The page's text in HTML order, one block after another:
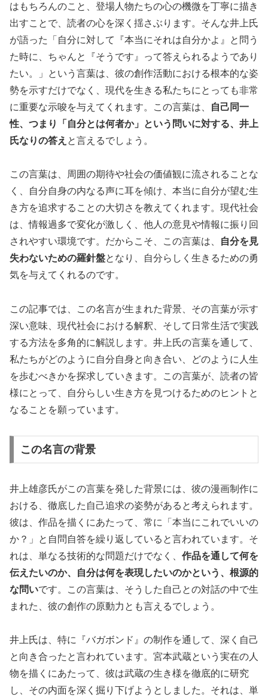
はもちろんのこと、登場人物たちの心の機微を丁寧に描き
出すことで、読者の心を深く揺さぶります。そんな井上氏
が語った「自分に対して『本当にそれは自分かよ』と問う
た時に、ちゃんと『そうです』って答えられるようであり
たい。」という言葉は、彼の創作活動における根本的な姿
勢を示すだけでなく、現代を生きる私たちにとっても非常
に重要な示唆を与えてくれます。この言葉は、
自己同一
性、つまり「自分とは何者か」という問いに対する、井上
氏なりの答え と言えるでしょう。
この言葉は、周囲の期待や社会の価値観に流されることな
く、自分自身の内なる声に耳を傾け、本当に自分が望む生
き方を追求することの大切さを教えてくれます。現代社会
は、情報過多で変化が激しく、他人の意見や情報に振り回
されやすい環境です。だからこそ、この言葉は、
自分を見
失わないための羅針盤となり、自分らしく生きるための勇
気を与えてくれるのです。
この記事では、この名言が生まれた背景、その言葉が示す
深い意味、現代社会における解釈、そして日常生活で実践
する方法を多角的に解説します。井上氏の言葉を通して、
私たちがどのように自分自身と向き合い、どのように人生
を歩むべきかを探求していきます。この言葉が、読者の皆
様にとって、自分らしい生き方を見つけるためのヒントと
なることを願っています。
この名言の背景
井上雄彦氏がこの言葉を発した背景には、彼の漫画制作に
おける、徹底した自己追求の姿勢があると考えられます。
彼は、作品を描くにあたって、常に「本当にこれでいいの
か？」と自問自答を繰り返していると言われています。そ
れは、単なる技術的な問題だけでなく、 作品を通して何を
伝えたいのか、自分は何を表現したいのかという、根源的
な問いです。この言葉は、そうした自己との対話の中で生
まれた、彼の創作の原動力とも言えるでしょう。
井上氏は、特に『バガボンド』の制作を通して、深く自己
と向き合ったと言われています。宮本武蔵という実在の人
物を描くにあたって、彼は武蔵の生き様を徹底的に研究
し、その内面を深く掘り下げようとしました。それは、単